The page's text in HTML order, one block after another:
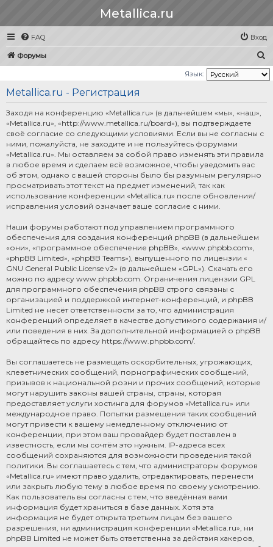
Metallica.ru
FAQ Вход
Форумы
о
Язык:
Metallica.ru - Регистрация
Заходя на конференцию «Metallica.ru» (в дальнейшем «мы», «наш»,
«Metallica.ru», «http://www.metallica.ru/board»), вы подтверждаете
своё согласие со следующими условиями. Если вы не согласны с
ними, пожалуйста, не заходите и не пользуйтесь форумами
«Metallica.ru». Мы оставляем за собой право изменять эти правила
в любое время и сделаем всё возможное, чтобы уведомить вас
об этом, однако с вашей стороны было бы разумным регулярно
просматривать этот текст на предмет изменений, так как
использование конференции «Metallica.ru» после обновления/
исправления условий означает ваше согласие с ними.
Наши форумы работают под управлением программного
обеспечения для создания конференций phpBB (в дальнейшем
«они», «программное обеспечение phpBB», «www.phpbb.com»,
«phpBB Limited», «phpBB Teams»), выпущенного по лицензии «
GNU General Public License v2» (в дальнейшем «GPL»). Скачать его
можно по адресу www.phpbb.com. Ограничения лицензии GPL
для программного обеспечения phpBB строго связаны с
организацией и поддержкой интернет-конференций, и phpBB
Limited не несёт ответственности за то, что администрация
конференций определяет в качестве допустимого содержания и/
или поведения в них. За дополнительной информацией о phpBB
обращайтесь по адресу https://www.phpbb.com/.
Вы соглашаетесь не размещать оскорбительных, угрожающих,
клеветнических сообщений, порнографических сообщений,
призывов к национальной розни и прочих сообщений, которые
могут нарушить законы вашей страны, страны, которая
предоставляет услуги хостинга для форумов «Metallica.ru» или
международное право. Попытки размещения таких сообщений
могут привести к вашему немедленному отключению от
конференции, при этом ваш провайдер будет поставлен в
известность, если мы сочтём это нужным. IP-адреса всех
сообщений сохраняются для возможности проведения такой
политики. Вы соглашаетесь с тем, что администраторы форумов
«Metallica.ru» имеют право удалить, отредактировать, перенести
или закрыть любую тему в любое время по своему усмотрению.
Как пользователь вы согласны с тем, что введённая вами
информация будет храниться в базе данных. Хотя эта
информация не будет открыта третьим лицам без вашего
разрешения, ни администрация конференции «Metallica.ru», ни
phpBB Limited не может быть ответственна за действия хакеров,